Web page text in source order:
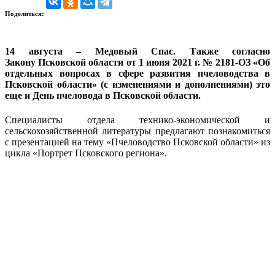
Поделиться:
14 августа – Медовый Спас. Также согласно
Закону Псковской области от 1 июня 2021 г. № 2181-ОЗ «Об
отдельных вопросах в сфере развития пчеловодства в
Псковской области» (с изменениями и дополнениями) это
еще и День пчеловода в Псковской области.
Специалисты отдела технико-экономической и
сельскохозяйственной литературы предлагают познакомиться
с презентацией на тему «Пчеловодство Псковской области» из
цикла «Портрет Псковского региона».